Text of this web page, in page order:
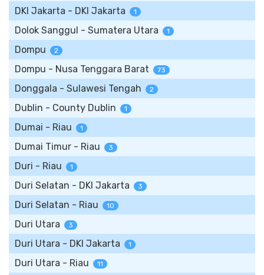
DKI Jakarta - DKI Jakarta 1
Dolok Sanggul - Sumatera Utara 1
Dompu 2
Dompu - Nusa Tenggara Barat 73
Donggala - Sulawesi Tengah 2
Dublin - County Dublin 1
Dumai - Riau 1
Dumai Timur - Riau 3
Duri - Riau 1
Duri Selatan - DKI Jakarta 3
Duri Selatan - Riau 10
Duri Utara 3
Duri Utara - DKI Jakarta 1
Duri Utara - Riau 11